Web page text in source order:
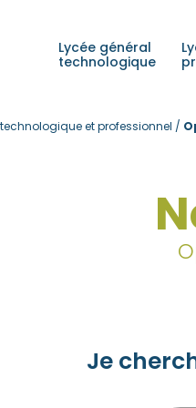
Lycée général
technologique
et professionnel /
Je